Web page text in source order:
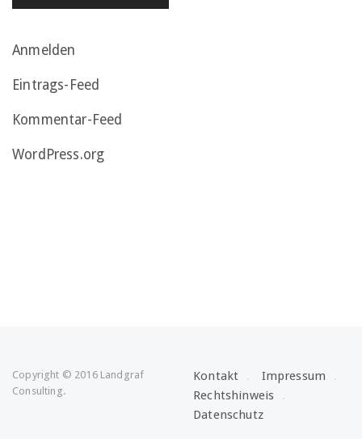
Anmelden
Eintrags-Feed
Kommentar-Feed
WordPress.org
Copyright © 2016 Landgraf
Consulting.
Kontakt
Impressum
Rechtshinweis
Datenschutz